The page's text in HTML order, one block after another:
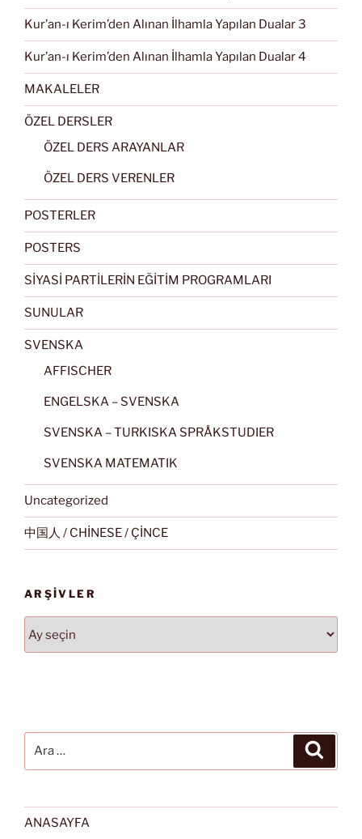
Kur’an-ı Kerim’den Alınan İlhamla Yapılan Dualar 3
Kur’an-ı Kerim’den Alınan İlhamla Yapılan Dualar 4
MAKALELER
ÖZEL DERSLER
ÖZEL DERS ARAYANLAR
ÖZEL DERS VERENLER
POSTERLER
POSTERS
SİYASİ PARTİLERİN EĞİTİM PROGRAMLARI
SUNULAR
SVENSKA
AFFISCHER
ENGELSKA – SVENSKA
SVENSKA – TURKISKA SPRÅKSTUDIER
SVENSKA MATEMATIK
Uncategorized
中国人 / CHİNESE / ÇİNCE
ARŞIVLER
ANASAYFA